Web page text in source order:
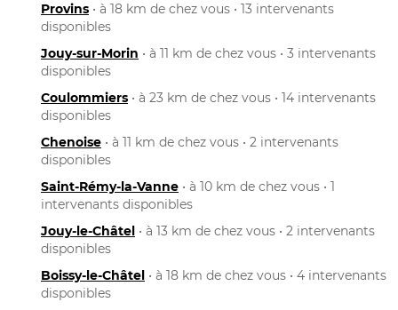
Provins • à 18 km de chez vous • 13 intervenants
disponibles
Jouy-sur-Morin • à 11 km de chez vous • 3 intervenants
disponibles
Coulommiers • à 23 km de chez vous • 14 intervenants
disponibles
Chenoise • à 11 km de chez vous • 2 intervenants
disponibles
Saint-Rémy-la-Vanne • à 10 km de chez vous • 1
intervenants disponibles
Jouy-le-Châtel • à 13 km de chez vous • 2 intervenants
disponibles
Boissy-le-Châtel • à 18 km de chez vous • 4 intervenants
disponibles